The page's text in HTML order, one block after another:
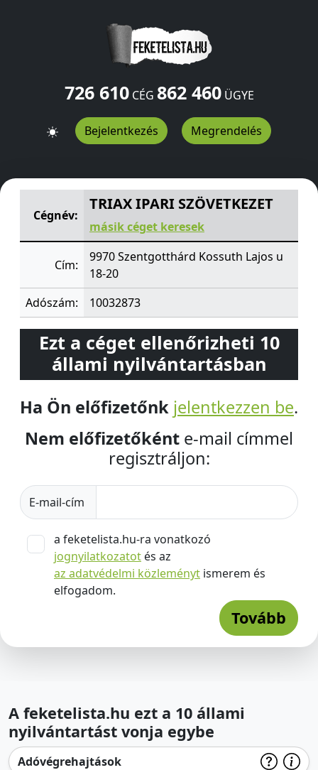
726 610CÉG 862 460ÜGYE
Bejelentkezés Megrendelés
TRIAX IPARI SZÖVETKEZET Kossuth Lajos u 18-20
Cégnév:
TRIAX IPARI SZÖVETKEZET
másik céget keresek
Cím:
9970 Szentgotthárd Kossuth Lajos u
18-20
Adószám:
10032873
Ezt a céget ellenőrizheti 10
állami nyilvántartásban
Ha Ön előfizetőnk jelentkezzen be.
Nem előfizetőként e-mail címmel
regisztráljon:
E-mail-cím
a feketelista.hu-ra vonatkozó
jognyilatkozatot és az
az adatvédelmi közleményt ismerem és
elfogadom.
Tovább
A feketelista.hu ezt a 10 állami
nyilvántartást vonja egybe
Adóvégrehajtások